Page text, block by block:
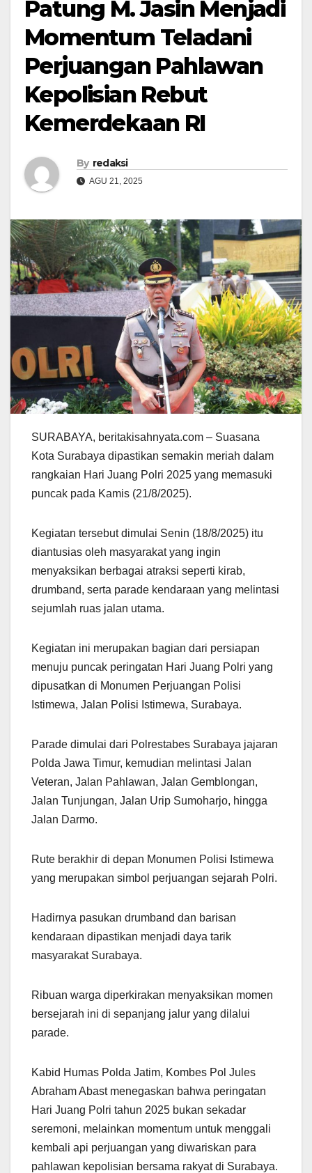
Patung M. Jasin Menjadi
Momentum Teladani
Perjuangan Pahlawan
Kepolisian Rebut
Kemerdekaan RI
By redaksi
AGU 21, 2025
SURABAYA, beritakisahnyata.com – Suasana
Kota Surabaya dipastikan semakin meriah dalam
rangkaian Hari Juang Polri 2025 yang memasuki
puncak pada Kamis (21/8/2025).
Kegiatan tersebut dimulai Senin (18/8/2025) itu
diantusias oleh masyarakat yang ingin
menyaksikan berbagai atraksi seperti kirab,
drumband, serta parade kendaraan yang melintasi
sejumlah ruas jalan utama.
Kegiatan ini merupakan bagian dari persiapan
menuju puncak peringatan Hari Juang Polri yang
dipusatkan di Monumen Perjuangan Polisi
Istimewa, Jalan Polisi Istimewa, Surabaya.
Parade dimulai dari Polrestabes Surabaya jajaran
Polda Jawa Timur, kemudian melintasi Jalan
Veteran, Jalan Pahlawan, Jalan Gemblongan,
Jalan Tunjungan, Jalan Urip Sumoharjo, hingga
Jalan Darmo.
Rute berakhir di depan Monumen Polisi Istimewa
yang merupakan simbol perjuangan sejarah Polri.
Hadirnya pasukan drumband dan barisan
kendaraan dipastikan menjadi daya tarik
masyarakat Surabaya.
Ribuan warga diperkirakan menyaksikan momen
bersejarah ini di sepanjang jalur yang dilalui
parade.
Kabid Humas Polda Jatim, Kombes Pol Jules
Abraham Abast menegaskan bahwa peringatan
Hari Juang Polri tahun 2025 bukan sekadar
seremoni, melainkan momentum untuk menggali
kembali api perjuangan yang diwariskan para
pahlawan kepolisian bersama rakyat di Surabaya.